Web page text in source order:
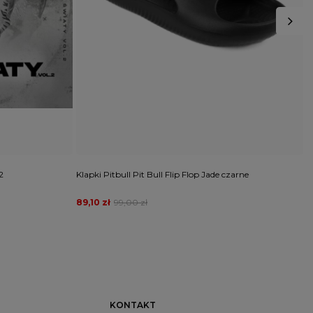
Klapki Pitbull Pit Bull Flip Flop Jade czarne
99,00 zł
89,10 zł
KONTAKT